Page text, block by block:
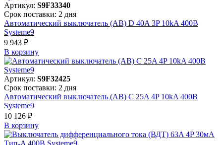
Артикул: S9F33340
Срок поставки: 2 дня
Автоматический выключатель (АВ) D 40A 3P 10kA 400В
Systeme9
9 943 ₽
В корзинy
Артикул: S9F32425
Срок поставки: 2 дня
Автоматический выключатель (АВ) C 25A 4P 10kA 400В
Systeme9
10 126 ₽
В корзинy